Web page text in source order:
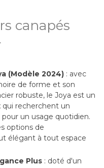
canapés
(Modèle 2024) : avec
de forme et son
robuste, le Joya est un
qui recherchent un
un usage quotidien.
options de
élégant à tout espace
Plus : doté d'un